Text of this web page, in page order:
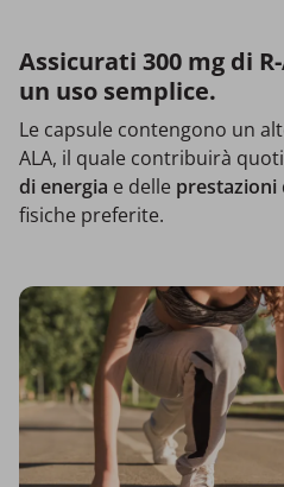
Assicurati 300 mg di
un uso semplice.
Le capsule contengono un
ALA, il quale contribuirà
di energia e delle prestazioni
fisiche preferite.